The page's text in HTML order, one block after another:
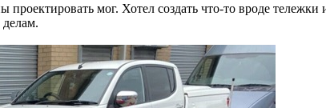
мог. Хотел создать что-то вроде тележки